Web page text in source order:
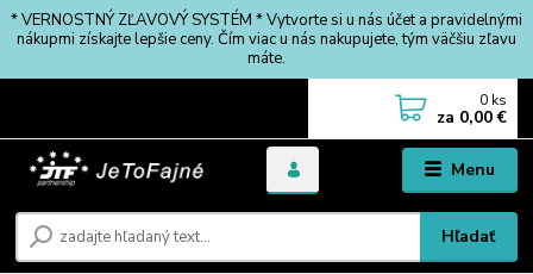
* VERNOSTNÝ ZĽAVOVÝ SYSTÉM * Vytvorte si u nás účet a pravidelnými
nákupmi získajte lepšie ceny. Čím viac u nás nakupujete, tým väčšiu zľavu
máte.
Menu
Hľadať
0 ks
za 0,00 €